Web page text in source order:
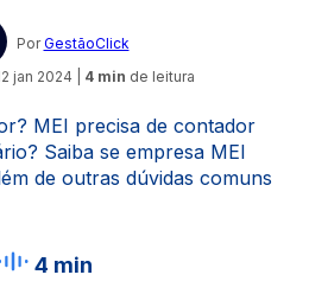
Por GestãoClick
jan 2024 4 min de leitura
MEI precisa de contador
Saiba se empresa MEI
de outras dúvidas comuns
4 min